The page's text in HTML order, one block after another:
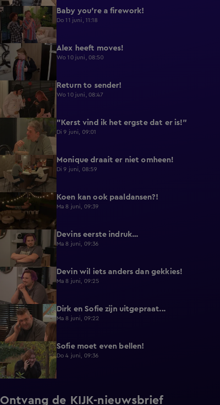
0:39 Baby you're a firework!
Do 11 juni, 11:18
0:43 Alex heeft moves!
Wo 10 juni, 08:50
0:36 Return to sender!
Wo 10 juni, 08:47
"Kerst vind ik het ergste dat er is!"
Di 9 juni, 09:01
0:29 Monique draait er niet omheen!
Di 9 juni, 08:59
0:38 Koen kan ook paaldansen?!
Ma 8 juni, 09:39
0:30 Devins eerste indruk...
Ma 8 juni, 09:36
0:25 Devin wil iets anders dan gekkies!
Ma 8 juni, 09:25
0:26 Dirk en Sofie zijn uitgepraat...
Ma 8 juni, 09:22
1:13 Sofie moet even bellen!
Do 4 juni, 09:36
Ontvang de KIJK-nieuwsbrief